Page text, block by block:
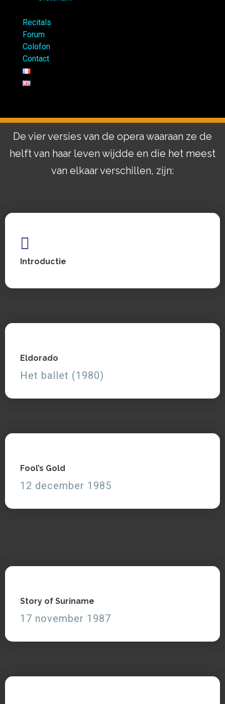
Recitals
Forum
Colofon
Contact
De vier versies van de opera waaraan ze de
helft van haar leven wijdde en die het meest
van elkaar verschillen, zijn:
Introductie
Introductie
Eldorado
Het ballet (1980)
Zie, lees en luister
Fool’s Gold
12 december 1985
Story of Suriname
17 november 1987